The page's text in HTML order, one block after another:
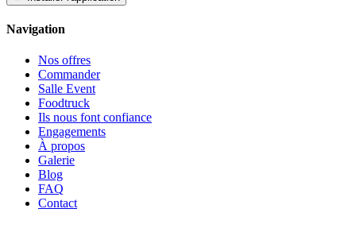
Navigation
Nos offres
Commander
Salle Event
Foodtruck
Ils nous font confiance
Engagements
À propos
Galerie
Blog
FAQ
Contact